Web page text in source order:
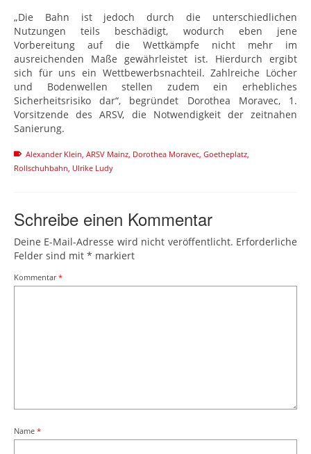
„Die Bahn ist jedoch durch die unterschiedlichen
Nutzungen teils beschädigt, wodurch eben jene
Vorbereitung auf die Wettkämpfe nicht mehr im
ausreichenden Maße gewährleistet ist. Hierdurch ergibt
sich für uns ein Wettbewerbsnachteil. Zahlreiche Löcher
und Bodenwellen stellen zudem ein erhebliches
Sicherheitsrisiko dar“, begründet Dorothea Moravec, 1.
Vorsitzende des ARSV, die Notwendigkeit der zeitnahen
Sanierung.
Alexander Klein, ARSV Mainz, Dorothea Moravec, Goetheplatz,
Rollschuhbahn, Ulrike Ludy
Schreibe einen Kommentar
Deine E-Mail-Adresse wird nicht veröffentlicht. Erforderliche
Felder sind mit * markiert
Kommentar*
Name *